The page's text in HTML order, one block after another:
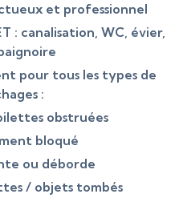
et professionnel
: canalisation, WC, évier,
pour tous les types de
:
obstruées
bloqué
ou déborde
/ objets tombés